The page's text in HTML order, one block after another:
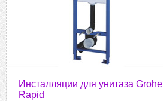
Инсталляции для унитаза Grohe
Rapid